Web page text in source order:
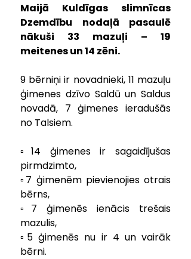
Maijā Kuldīgas slimnīcas
Dzemdību nodaļā pasaulē
nākuši 33 mazuļi – 19
meitenes un 14 zēni.
9 bērniņi ir novadnieki, 11 mazuļu
ģimenes dzīvo Saldū un Saldus
novadā, 7 ģimenes ieradušās
no Talsiem.
▫️14 ģimenes ir sagaidījušas
pirmdzimto,
▫️7 ģimenēm pievienojies otrais
bērns,
▫️7 ģimenēs ienācis trešais
mazulis,
▫️5 ģimenēs nu ir 4 un vairāk
bērni.